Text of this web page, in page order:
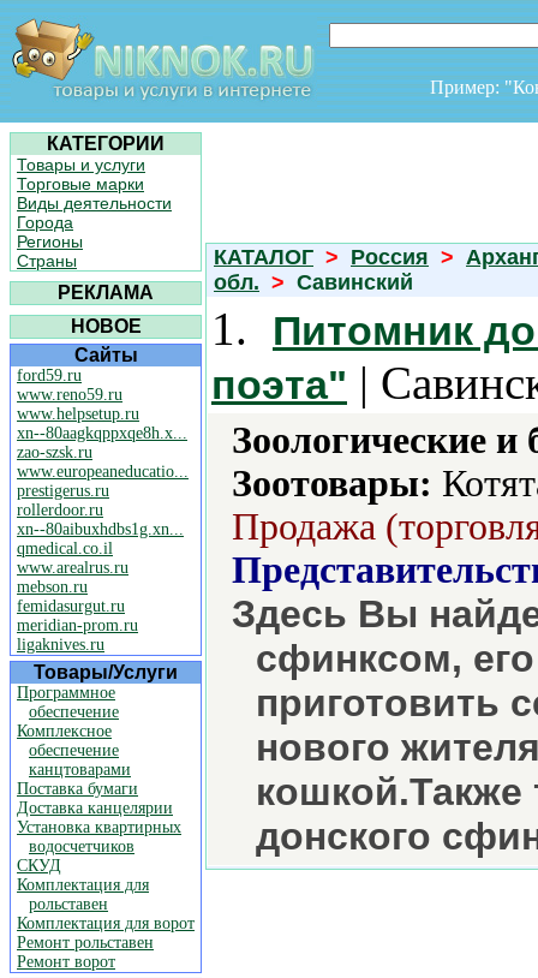
Пример:
КАТЕГОРИИ
Товары и услуги
Торговые марки
Виды деятельности
Города
Регионы
Страны
РЕКЛАМА
НОВОЕ
Сайты
ford59.ru
www.reno59.ru
www.helpsetup.ru
xn--80aagkqppxqe8h.x...
zao-szsk.ru
www.europeaneducatio...
prestigerus.ru
rollerdoor.ru
xn--80aibuxhdbs1g.xn...
qmedical.co.il
www.arealrus.ru
mebson.ru
femidasurgut.ru
meridian-prom.ru
ligaknives.ru
Товары/Услуги
Программное
обеспечение
Комплексное
обеспечение
канцтоварами
Поставка бумаги
Доставка канцелярии
Установка квартирных
водосчетчиков
СКУД
Комплектация для
рольставен
Комплектация для ворот
Ремонт рольставен
Ремонт ворот
КАТАЛОГ > Россия >
обл. > Савинский
1.
Питомник
поэта" |
Зоологические и
Зоотовары:
Продажа
Здесь Вы
сфинксом,
приготовить
нового
кошкой.Также
донского